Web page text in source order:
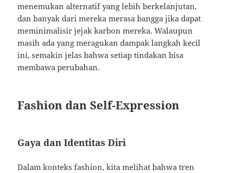
menemukan alternatif yang lebih berkelanjutan,
dan banyak dari mereka merasa bangga jika dapat
meminimalisir jejak karbon mereka. Walaupun
masih ada yang meragukan dampak langkah kecil
ini, semakin jelas bahwa setiap tindakan bisa
membawa perubahan.
Fashion dan Self-Expression
Gaya dan Identitas Diri
Dalam konteks fashion, kita melihat bahwa tren